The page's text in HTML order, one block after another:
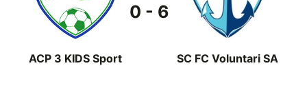
ACP 3 KIDS Sport
0 - 6
SC FC Voluntari SA